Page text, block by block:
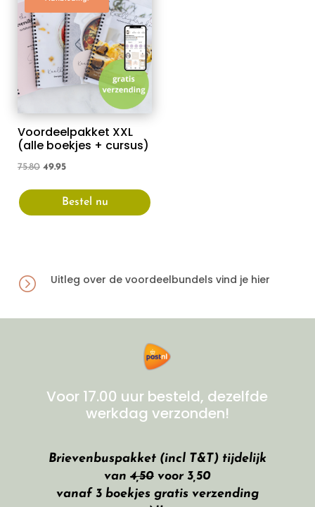
Voordeelpakket XXL
(alle boekjes + cursus)
75.80 Oorspronkelijke
49.95Huidige
is:
Bestel nu
= Uitleg over de voordeelbundels vind je hier
Voor 17.00 uur besteld, dezelfde
werkdag verzonden!
Brievenbuspakket (incl T&T) tijdelijk
van 4,50voor 3,50
vanaf 3 boekjes gratis verzending